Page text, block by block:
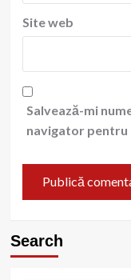
Site web
Salvează-mi
navigator pentru
Search